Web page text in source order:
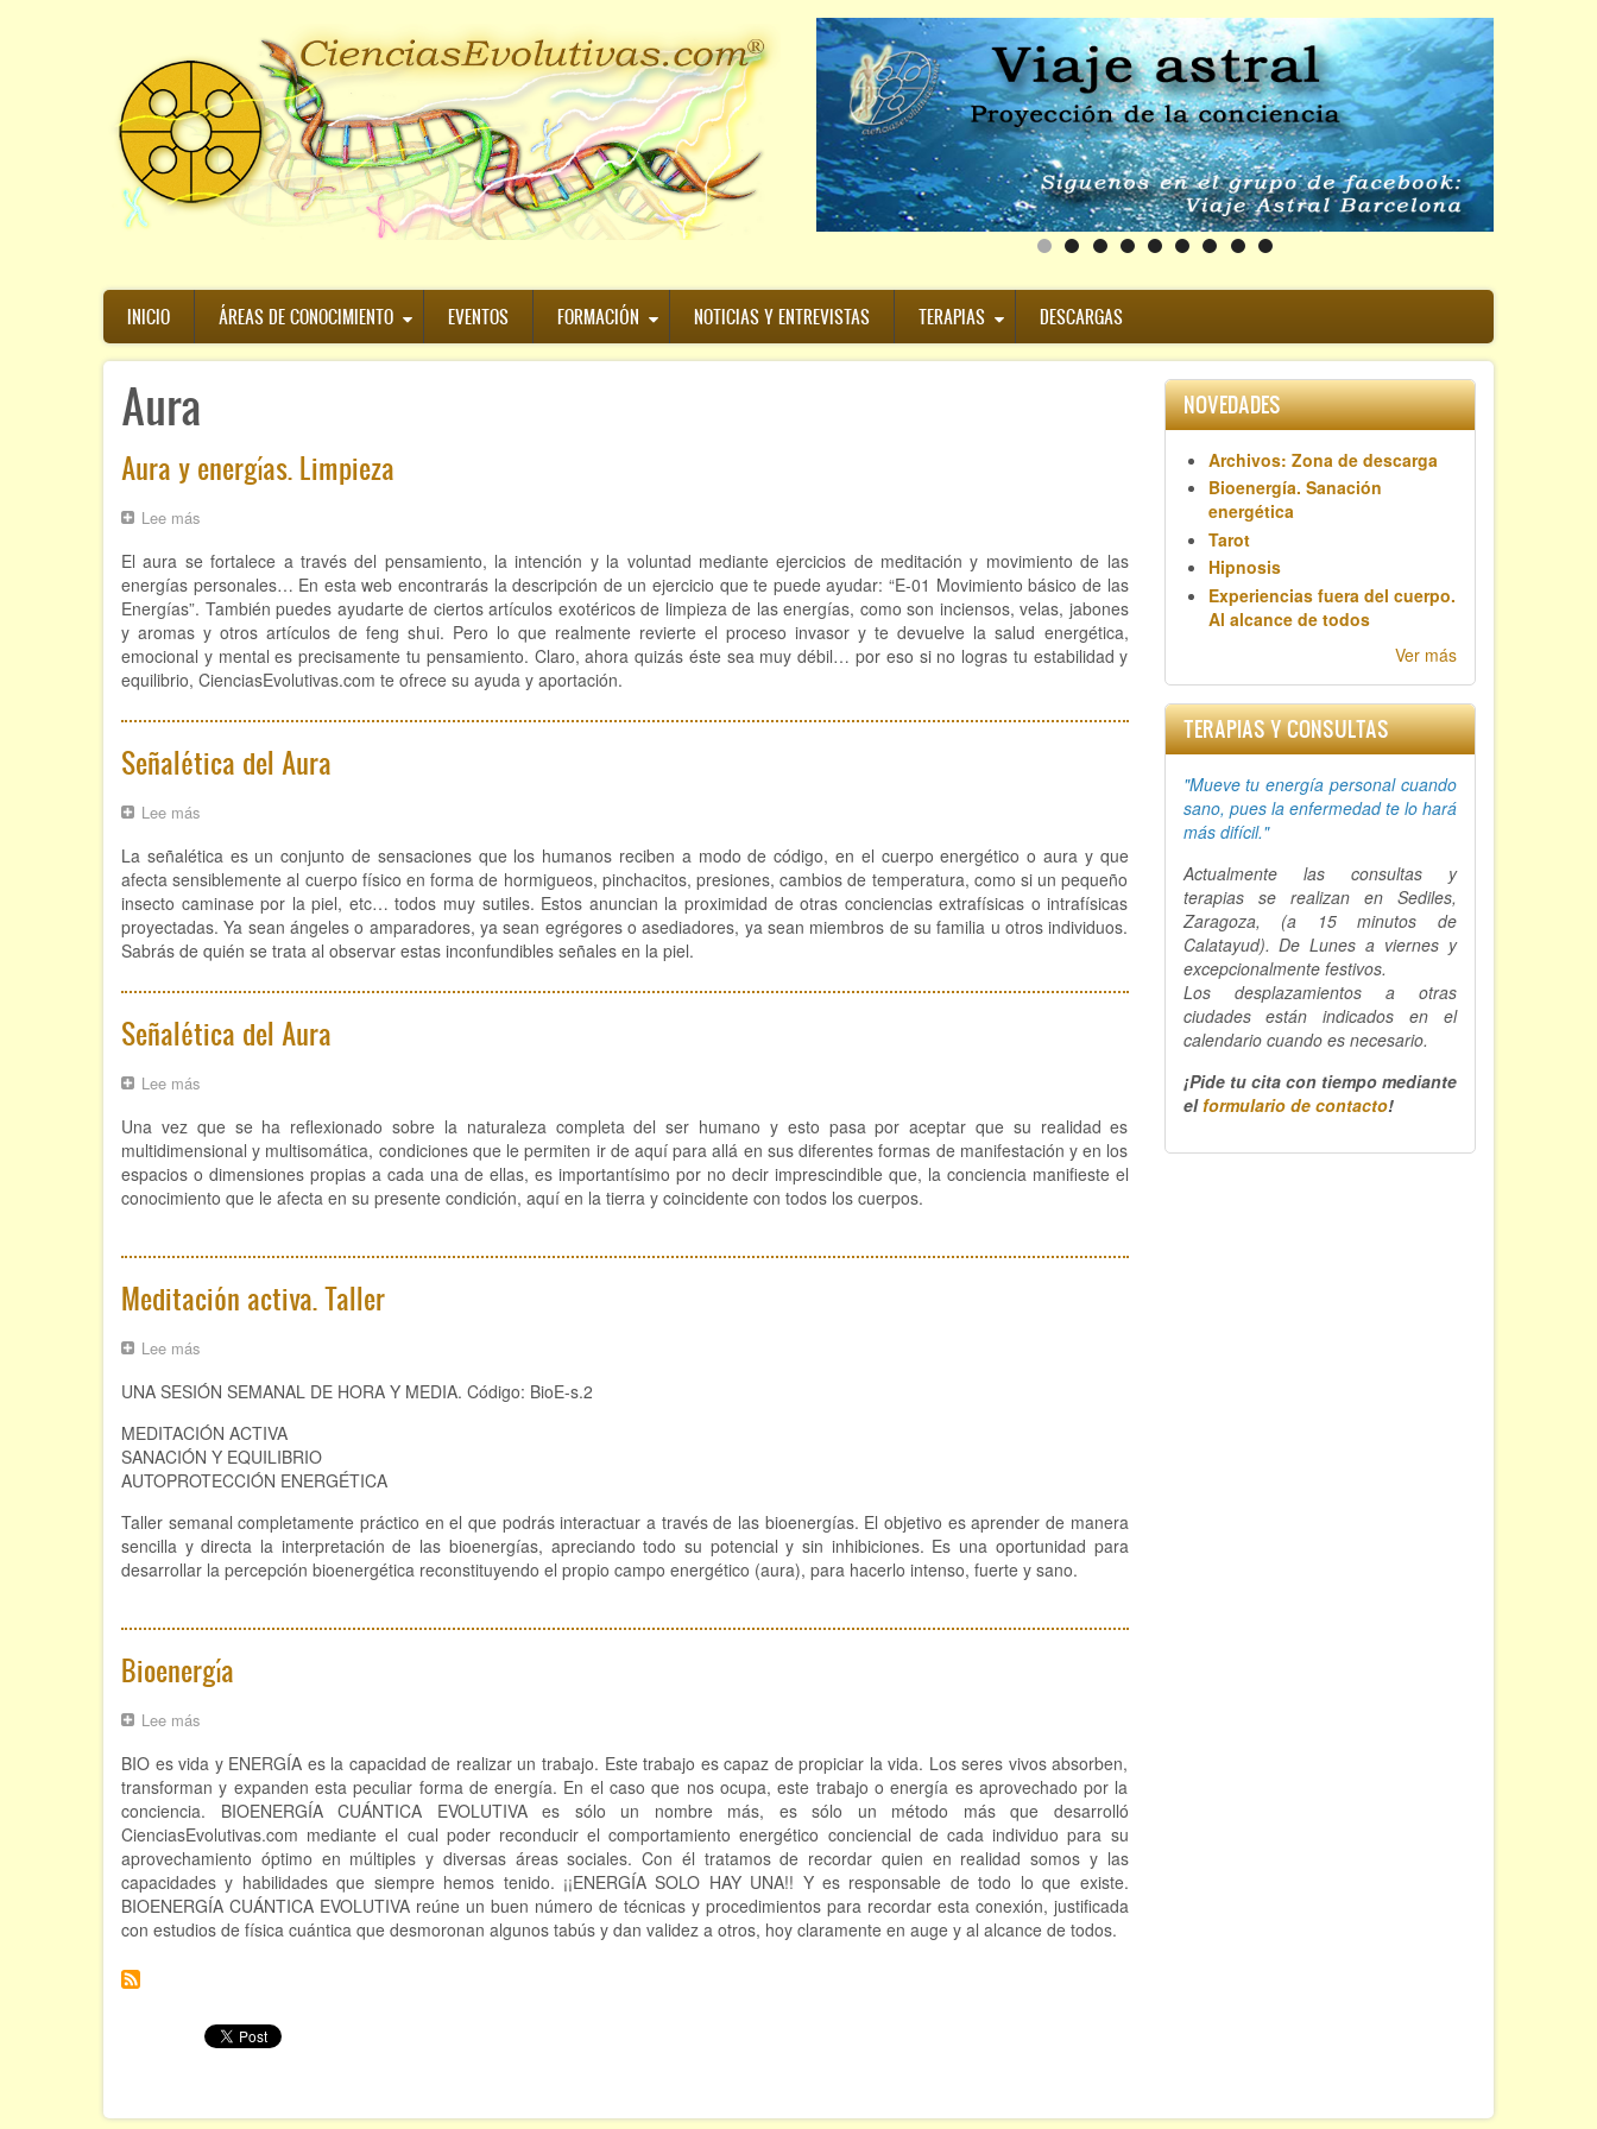
Navegación
principal
INICIO ÁREAS DE CONOCIMIENTO EVENTOS FORMACIÓN NOTICIAS Y ENTREVISTAS TERAPIAS DESCARGAS
Aura
Aura y energías. Limpieza
Lee más
y
energías.
Limpieza
El aura se fortalece a través del pensamiento, la intención y la voluntad mediante ejercicios de meditación y movimiento de las
energías personales… En esta web encontrarás la descripción de un ejercicio que te puede ayudar: “E-01 Movimiento básico de las
Energías”. También puedes ayudarte de ciertos artículos exotéricos de limpieza de las energías, como son inciensos, velas, jabones
y aromas y otros artículos de feng shui. Pero lo que realmente revierte el proceso invasor y te devuelve la salud energética,
emocional y mental es precisamente tu pensamiento. Claro, ahora quizás éste sea muy débil… por eso si no logras tu estabilidad y
equilibrio, CienciasEvolutivas.com te ofrece su ayuda y aportación.
Señalética del Aura
Lee más
del
Aura
La señalética es un conjunto de sensaciones que los humanos reciben a modo de código, en el cuerpo energético o aura y que
afecta sensiblemente al cuerpo físico en forma de hormigueos, pinchacitos, presiones, cambios de temperatura, como si un pequeño
insecto caminase por la piel, etc… todos muy sutiles. Estos anuncian la proximidad de otras conciencias extrafísicas o intrafísicas
proyectadas. Ya sean ángeles o amparadores, ya sean egrégores o asediadores, ya sean miembros de su familia u otros individuos.
Sabrás de quién se trata al observar estas inconfundibles señales en la piel.
Señalética del Aura
Lee más
del
Aura
Una vez que se ha reflexionado sobre la naturaleza completa del ser humano y esto pasa por aceptar que su realidad es
multidimensional y multisomática, condiciones que le permiten ir de aquí para allá en sus diferentes formas de manifestación y en los
espacios o dimensiones propias a cada una de ellas, es importantísimo por no decir imprescindible que, la conciencia manifieste el
conocimiento que le afecta en su presente condición, aquí en la tierra y coincidente con todos los cuerpos.
Meditación activa. Taller
Lee más
activa.
UNA SESIÓN SEMANAL DE HORA Y MEDIA. Código: BioE-s.2
MEDITACIÓN ACTIVA
SANACIÓN Y EQUILIBRIO
AUTOPROTECCIÓN ENERGÉTICA
Taller semanal completamente práctico en el que podrás interactuar a través de las bioenergías. El objetivo es aprender de manera
sencilla y directa la interpretación de las bioenergías, apreciando todo su potencial y sin inhibiciones. Es una oportunidad para
desarrollar la percepción bioenergética reconstituyendo el propio campo energético (aura), para hacerlo intenso, fuerte y sano.
Bioenergía
Lee más
BIO es vida y ENERGÍA es la capacidad de realizar un trabajo. Este trabajo es capaz de propiciar la vida. Los seres vivos absorben,
transforman y expanden esta peculiar forma de energía. En el caso que nos ocupa, este trabajo o energía es aprovechado por la
conciencia. BIOENERGÍA CUÁNTICA EVOLUTIVA es sólo un nombre más, es sólo un método más que desarrolló
CienciasEvolutivas.com mediante el cual poder reconducir el comportamiento energético conciencial de cada individuo para su
aprovechamiento óptimo en múltiples y diversas áreas sociales. Con él tratamos de recordar quien en realidad somos y las
capacidades y habilidades que siempre hemos tenido. ¡¡ENERGÍA SOLO HAY UNA!! Y es responsable de todo lo que existe.
BIOENERGÍA CUÁNTICA EVOLUTIVA reúne un buen número de técnicas y procedimientos para recordar esta conexión, justificada
con estudios de física cuántica que desmoronan algunos tabús y dan validez a otros, hoy claramente en auge y al alcance de todos.
NOVEDADES
Archivos: Zona de descarga
Bioenergía. Sanación
energética
Tarot
Hipnosis
Experiencias fuera del cuerpo.
Al alcance de todos
Ver más
TERAPIAS Y CONSULTAS
"Mueve tu energía personal cuando
sano, pues la enfermedad te lo hará
más difícil."
Actualmente las consultas y
terapias se realizan en Sediles,
Zaragoza, (a 15 minutos de
Calatayud). De Lunes a viernes y
excepcionalmente festivos.
Los desplazamientos a otras
ciudades están indicados en el
calendario cuando es necesario.
¡Pide tu cita con tiempo mediante
elformulario de contacto!